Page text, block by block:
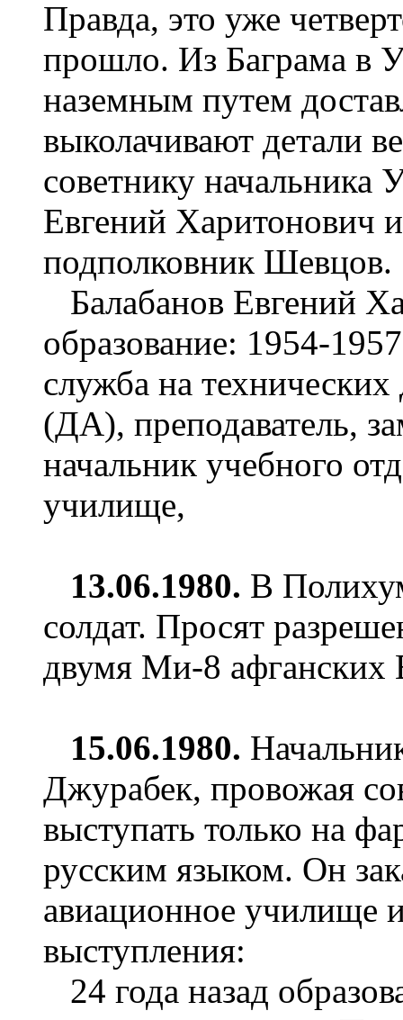
Правда, это уже
прошло. Из Баграма
наземным путем
выколачивают детали
советнику начальника
Евгений Харитонович
подполковник Шевцов.
Балабанов Евгений
образование: 1954-
служба на
(ДА), преподаватель,
начальник учебного
училище,
13.06.1980. В
солдат. Просят
двумя Ми-8
15.06.1980.
Джурабек, провожая
выступать только на
русским языком. Он
авиационное училище
выступления:
24 года назад